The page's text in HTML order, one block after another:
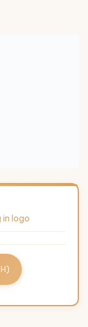
in logo